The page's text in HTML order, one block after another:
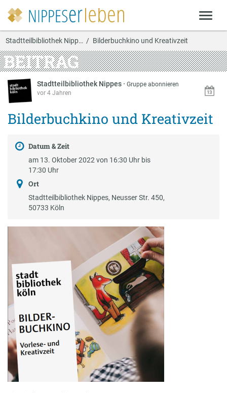
Stadtteilbibliothek Nipp… Bilderbuchkino und Kreativzeit
BEITRAG
Stadtteilbibliothek Nippes ·Gruppe abonnieren
vor 4 Jahren
Bilderbuchkino und Kreativzeit
Datum & Zeit
am 13. Oktober 2022 von 16:30 Uhr bis
17:30 Uhr
Ort
Stadtteilbibliothek Nippes, Neusser Str. 450,
50733 Köln